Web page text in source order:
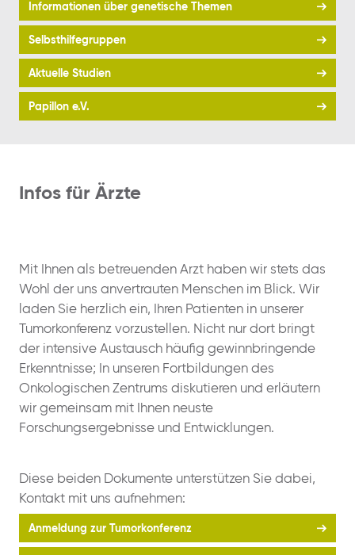
Informationen über genetische Themen
Selbsthilfegruppen
Aktuelle Studien
Papillon e.V.
Infos für Ärzte
Mit Ihnen als betreuenden Arzt haben wir stets das
Wohl der uns anvertrauten Menschen im Blick. Wir
laden Sie herzlich ein, Ihren Patienten in unserer
Tumorkonferenz vorzustellen. Nicht nur dort bringt
der intensive Austausch häufig gewinnbringende
Erkenntnisse; In unseren Fortbildungen des
Onkologischen Zentrums diskutieren und erläutern
wir gemeinsam mit Ihnen neuste
Forschungsergebnisse und Entwicklungen.
Diese beiden Dokumente unterstützen Sie dabei,
Kontakt mit uns aufnehmen:
Anmeldung zur Tumorkonferenz